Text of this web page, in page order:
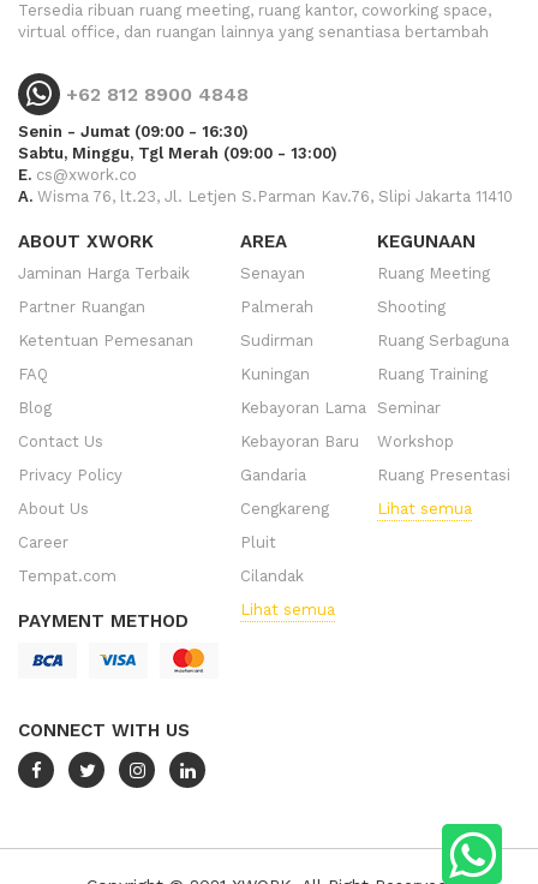
Tersedia ribuan ruang meeting, ruang kantor, coworking space,
virtual office, dan ruangan lainnya yang senantiasa bertambah
+62 812 8900 4848
Senin - Jumat (09:00 - 16:30)
Sabtu, Minggu, Tgl Merah (09:00 - 13:00)
E. cs@xwork.co
A. Wisma 76, lt.23, Jl. Letjen S.Parman Kav.76, Slipi Jakarta 11410
ABOUT XWORK
Jaminan Harga Terbaik
Partner Ruangan
Ketentuan Pemesanan
FAQ
Blog
Contact Us
Privacy Policy
About Us
Career
Tempat.com
PAYMENT METHOD
CONNECT WITH US
AREA
Senayan
Palmerah
Sudirman
Kuningan
Kebayoran Lama
Kebayoran Baru
Gandaria
Cengkareng
Pluit
Cilandak
Lihat semua
KEGUNAAN
Ruang Meeting
Shooting
Ruang Serbaguna
Ruang Training
Seminar
Workshop
Ruang Presentasi
Lihat semua